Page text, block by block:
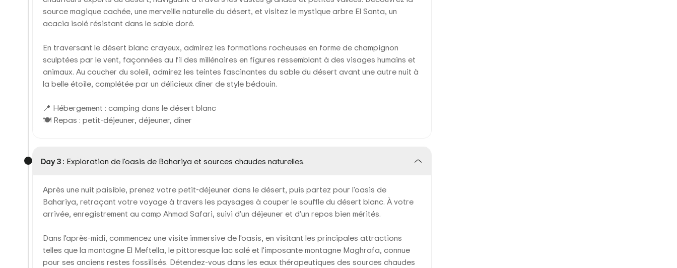
source magique cachée, une merveille naturelle du désert, et visitez le mystique arbre El Santa, un
acacia isolé résistant dans le sable doré.
En traversant le désert blanc crayeux, admirez les formations rocheuses en forme de champignon
sculptées par le vent, façonnées au fil des millénaires en figures ressemblant à des visages humains et
animaux. Au coucher du soleil, admirez les teintes fascinantes du sable du désert avant une autre nuit à
la belle étoile, complétée par un délicieux dîner de style bédouin.
📍 Hébergement : camping dans le désert blanc
🍽 Repas : petit-déjeuner, déjeuner, dîner
Day 3 : Exploration de l'oasis de Bahariya et sources chaudes naturelles.
Après une nuit paisible, prenez votre petit-déjeuner dans le désert, puis partez pour l'oasis de
Bahariya, retraçant votre voyage à travers les paysages à couper le souffle du désert blanc. À votre
arrivée, enregistrement au camp Ahmad Safari, suivi d'un déjeuner et d'un repos bien mérités.
Dans l'après-midi, commencez une visite immersive de l'oasis, en visitant les principales attractions
telles que la montagne El Meftella, le pittoresque lac salé et l'imposante montagne Maghrafa, connue
pour ses anciens restes fossilisés. Détendez-vous dans les eaux thérapeutiques des sources chaudes